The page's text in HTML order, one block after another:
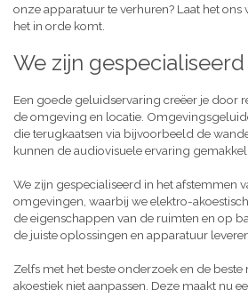
onze apparatuur te verhuren? Laat het
het in orde komt.
We zijn
Een goede geluidservaring creëer je door
de omgeving en locatie.
die terugkaatsen via bijvoorbeeld de
kunnen de audiovisuele ervaring
We zijn gespecialiseerd in het afstemmen
omgevingen, waarbij we elektro-
de eigenschappen van de ruimten en op
de juiste oplossingen en apparatuur
Zelfs met het beste onderzoek en de beste
akoestiek niet aanpassen. Deze maakt nu